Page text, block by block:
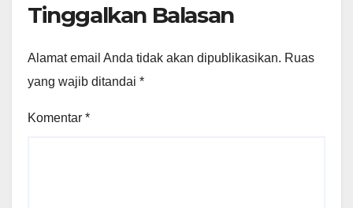
Tinggalkan Balasan
Alamat email Anda tidak akan dipublikasikan. Ruas
yang wajib ditandai *
Komentar *